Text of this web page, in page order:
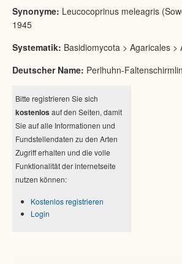
Synonyme: Leucocoprinus meleagris
1945
Systematik: Basidiomycota > Agaricales >
Deutscher Name: Perlhuhn-
Bitte registrieren Sie sich
kostenlos auf den Seiten, damit
Sie auf alle Informationen und
Fundstellendaten zu den Arten
Zugriff erhalten und die volle
Funktionalität der internetseite
nutzen können:
Kostenlos registrieren
Login